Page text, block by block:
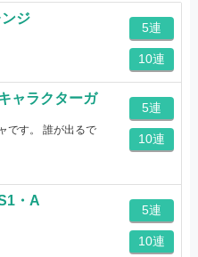
ジ
5連
10連
ャラクターガ
です。 誰が出るで
5連
10連
・A
5連
10連